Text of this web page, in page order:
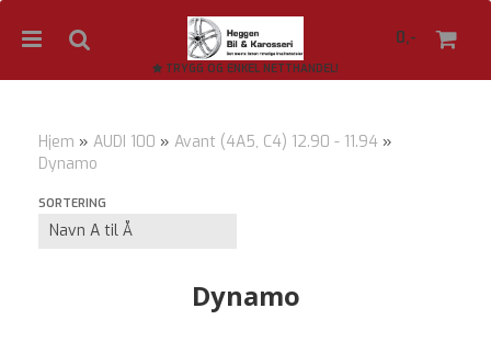
0,-
TRYGG OG ENKEL NETTHANDEL!
Hjem » AUDI 100 » Avant (4A5, C4) 12.90 - 11.94 »
Dynamo
SORTERING
Dynamo